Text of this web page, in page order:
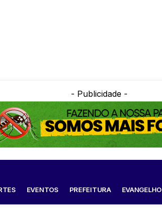
- Publicidade -
EVENTOS PREFEITURA EVANGELHO